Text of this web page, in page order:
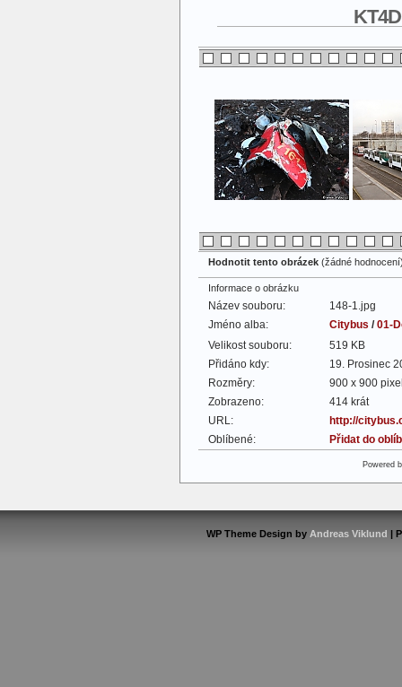
Hodnotit tento obrázek (žádné
Informace o obrázku
Název souboru:
148-1.jpg
Jméno alba:
Citybus /01-
Velikost souboru:
519 KB
Přidáno kdy:
19. Prosinec
Rozměry:
900 x 900
Zobrazeno:
414 krát
URL:
http://
Oblíbené:
Přidat do
Powered
WP Theme Design by Andreas Viklund |